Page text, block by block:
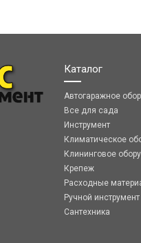
Каталог
Автогаражное
Все для сада
Инструмент
Климатическое
Клининговое
Крепеж
Расходные
Ручной инструмент
Сантехника